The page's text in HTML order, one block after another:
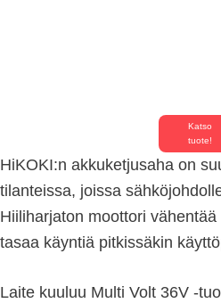
Katso
tuote!
HiKOKI:n akkuketjusaha on
tilanteissa, joissa
Hiiliharjaton moottori
tasaa käyntiä pitkissäkin
Laite kuuluu Multi Volt 36V -